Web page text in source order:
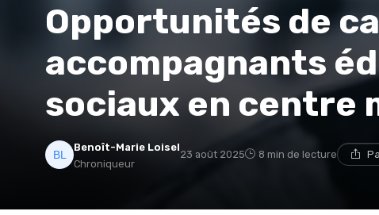
Opportunités de
accompagnants
sociaux en centre
Benoît-Marie Loisel
Chroniqueur
23 août 2025 8 min de lecture